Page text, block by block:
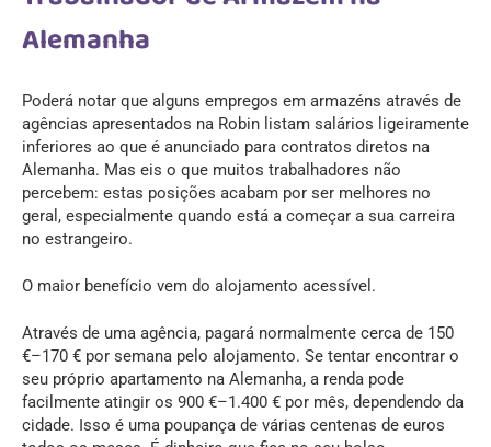
Alemanha
Poderá notar que alguns empregos em armazéns através de
agências apresentados na Robin listam salários ligeiramente
inferiores ao que é anunciado para contratos diretos na
Alemanha. Mas eis o que muitos trabalhadores não
percebem: estas posições acabam por ser melhores no
geral, especialmente quando está a começar a sua carreira
no estrangeiro.
O maior benefício vem do alojamento acessível.
Através de uma agência, pagará normalmente cerca de 150
€–170 € por semana pelo alojamento. Se tentar encontrar o
seu próprio apartamento na Alemanha, a renda pode
facilmente atingir os 900 €–1.400 € por mês, dependendo da
cidade. Isso é uma poupança de várias centenas de euros